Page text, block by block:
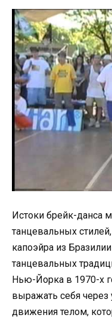
Истоки брейк-данса
танцевальных
капоэйра из
танцевальных
Нью-Йорка в 1970-х
выражать себя
движения телом,